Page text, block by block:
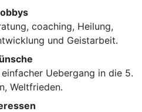
coaching, Heilung,
und Geistarbeit.
Uebergang in die 5.
Weltfrieden.